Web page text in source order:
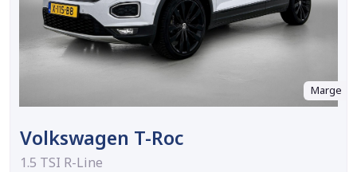
Marge
Volkswagen T-Roc
1.5 TSI R-Line